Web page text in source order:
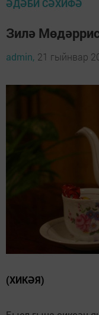
ӘДӘБИ СӘХИФӘ
Зилә
admin, 21 гыйнвар
(ХИКӘЯ)